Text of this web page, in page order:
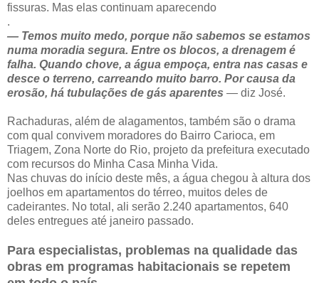
fissuras. Mas elas continuam aparecendo
.
— Temos muito medo, porque não sabemos se estamos
numa moradia segura. Entre os blocos, a drenagem é
falha. Quando chove, a água empoça, entra nas casas e
desce o terreno, carreando muito barro. Por causa da
erosão, há tubulações de gás aparentes — diz José.
Rachaduras, além de alagamentos, também são o drama
com qual convivem moradores do Bairro Carioca, em
Triagem, Zona Norte do Rio, projeto da prefeitura executado
com recursos do Minha Casa Minha Vida.
Nas chuvas do início deste mês, a água chegou à altura dos
joelhos em apartamentos do térreo, muitos deles de
cadeirantes. No total, ali serão 2.240 apartamentos, 640
deles entregues até janeiro passado.
Para especialistas, problemas na qualidade das
obras em programas habitacionais se repetem